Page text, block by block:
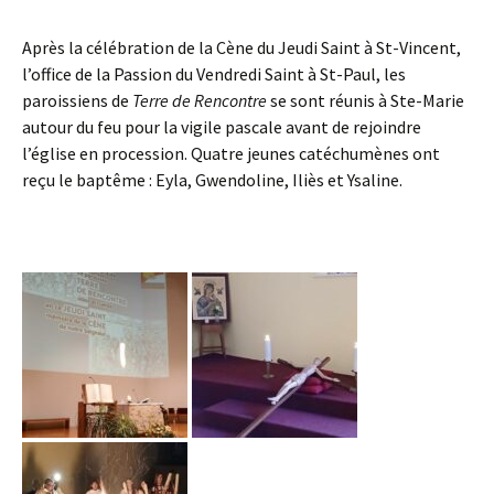
Après la célébration de la Cène du Jeudi Saint à St-Vincent,
l’office de la Passion du Vendredi Saint à St-Paul, les
paroissiens de Terre de Rencontrese sont réunis à Ste-Marie
autour du feu pour la vigile pascale avant de rejoindre
l’église en procession. Quatre jeunes catéchumènes ont
reçu le baptême : Eyla, Gwendoline, Iliès et Ysaline.